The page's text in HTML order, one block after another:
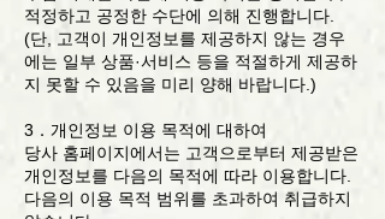
적정하고 공정한 수단에 의해 진행합니다.
(단, 고객이 개인정보를 제공하지 않는 경우
에는 일부 상품·서비스 등을 적절하게 제공하
지 못할 수 있음을 미리 양해 바랍니다.)
3．개인정보 이용 목적에 대하여
당사 홈페이지에서는 고객으로부터 제공받은
개인정보를 다음의 목적에 따라 이용합니다.
다음의 이용 목적 범위를 초과하여 취급하지